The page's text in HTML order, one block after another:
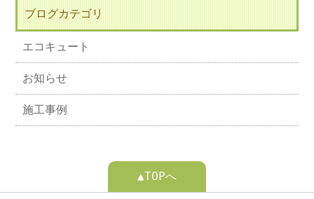
ブログカテゴリ
エコキュート
お知らせ
施工事例
▲TOPへ